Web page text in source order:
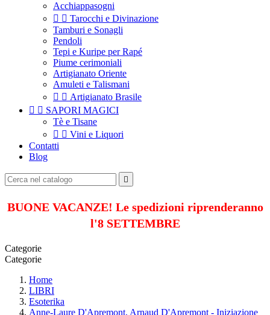
Acchiappasogni
  Tarocchi e Divinazione
Tamburi e Sonagli
Pendoli
Tepi e Kuripe per Rapé
Piume cerimoniali
Artigianato Oriente
Amuleti e Talismani
  Artigianato Brasile
  SAPORI MAGICI
Tè e Tisane
  Vini e Liquori
Contatti
Blog

BUONE VACANZE! Le spedizioni riprenderanno
l'8 SETTEMBRE
Categorie
Categorie
Home
LIBRI
Esoterika
Anne-Laure D'Apremont, Arnaud D'Apremont - Iniziazione